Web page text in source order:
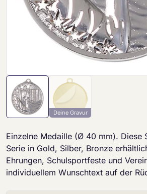
Deine Gravur
Einzelne Medaille (Ø 40 mm). Diese
Serie in Gold, Silber, Bronze
Ehrungen, Schulsportfeste und
individuellem Wunschtext auf der